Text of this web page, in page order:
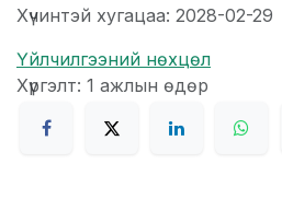
Хүчинтэй хугацаа: 2028-02-29
Үйлчилгээний нөхцөл
Хүргэлт: 1 ажлын өдөр